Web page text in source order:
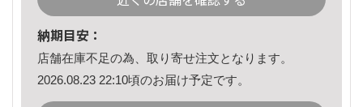
納期目安：
店舗在庫不足の為、取り寄せ注文となります。
2026.08.23 22:10頃のお届け予定です。